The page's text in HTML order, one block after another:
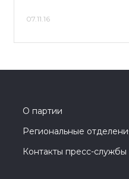
07.11.16
О партии
Региональные
Контакты пресс-службы